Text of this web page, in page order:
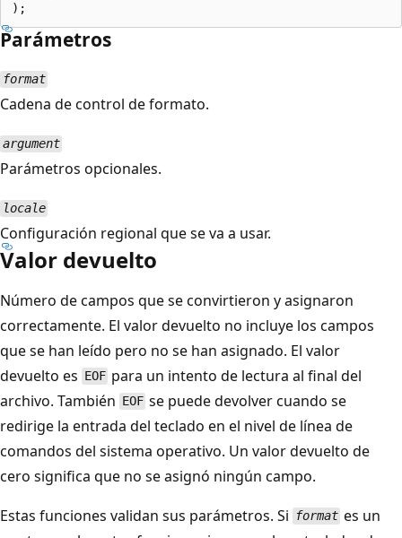
Parámetros
format
Cadena de control de formato.
argument
Parámetros opcionales.
locale
Configuración regional que se va a usar.
Valor devuelto
Número de campos que se convirtieron y asignaron
correctamente. El valor devuelto no incluye los campos
que se han leído pero no se han asignado. El valor
devuelto es EOF para un intento de lectura al final del
archivo. También EOF se puede devolver cuando se
redirige la entrada del teclado en el nivel de línea de
comandos del sistema operativo. Un valor devuelto de
cero significa que no se asignó ningún campo.
Estas funciones validan sus parámetros. Si
format es un